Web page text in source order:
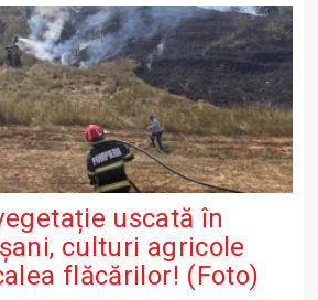
uscată în
culturi agricole
flăcărilor! (Foto)